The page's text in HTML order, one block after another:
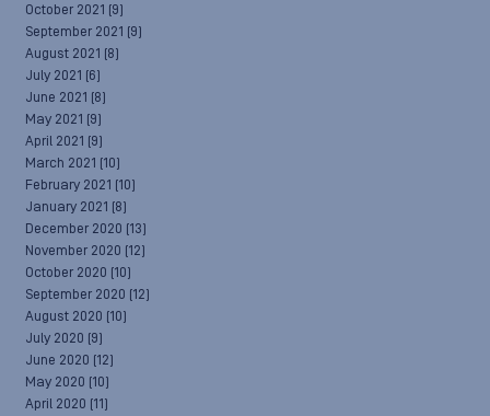
October 2021 (9)
September 2021 (9)
August 2021 (8)
July 2021 (6)
June 2021 (8)
May 2021 (9)
April 2021 (9)
March 2021 (10)
February 2021 (10)
January 2021 (8)
December 2020 (13)
November 2020 (12)
October 2020 (10)
September 2020 (12)
August 2020 (10)
July 2020 (9)
June 2020 (12)
May 2020 (10)
April 2020 (11)